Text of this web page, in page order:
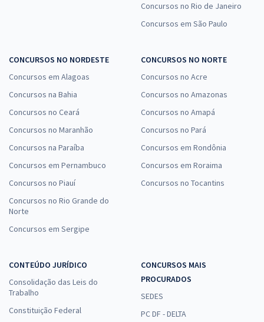
Concursos no Rio de Janeiro
Concursos em São Paulo
CONCURSOS NO NORDESTE
Concursos em Alagoas
Concursos na Bahia
Concursos no Ceará
Concursos no Maranhão
Concursos na Paraíba
Concursos em Pernambuco
Concursos no Piauí
Concursos no Rio Grande do
Norte
Concursos em Sergipe
CONCURSOS NO NORTE
Concursos no Acre
Concursos no Amazonas
Concursos no Amapá
Concursos no Pará
Concursos em Rondônia
Concursos em Roraima
Concursos no Tocantins
CONTEÚDO JURÍDICO
Consolidação das Leis do
Trabalho
Constituição Federal
CONCURSOS MAIS
PROCURADOS
SEDES
PC DF - DELTA